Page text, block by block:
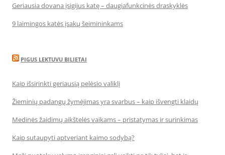
Geriausia dovana įsigijus katę – daugiafunkcinės draskyklės
9 laimingos katės įsakų šeimininkams
PIGUS LEKTUVU BILIETAI
Kaip išsirinkti geriausią pelėsio valiklį
Žieminių padangų žymėjimas yra svarbus – kaip išvengti klaidų
Medinės žaidimų aikštelės vaikams – pristatymas ir surinkimas
Kaip sutaupyti aptveriant kaimo sodybą?